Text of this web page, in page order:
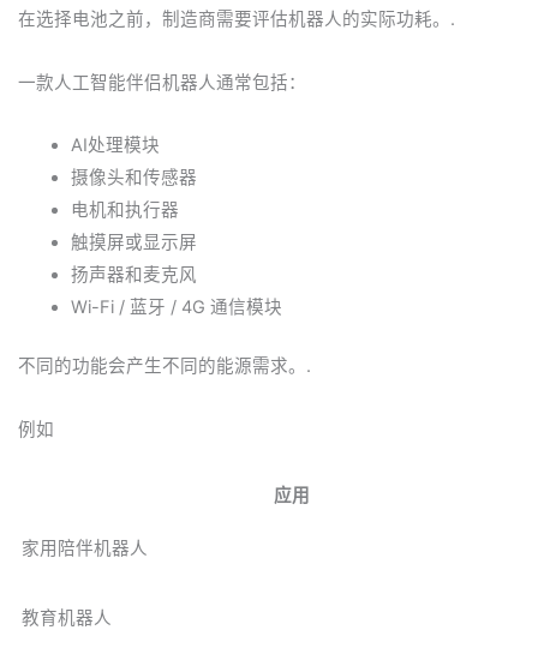
在选择电池之前，制造商需要评估机器人的实际功耗。.
一款人工智能伴侣机器人通常包括：
AI处理模块
摄像头和传感器
电机和执行器
触摸屏或显示屏
扬声器和麦克风
Wi-Fi / 蓝牙 / 4G 通信模块
不同的功能会产生不同的能源需求。.
例如
应用
家用陪伴机器人
教育机器人